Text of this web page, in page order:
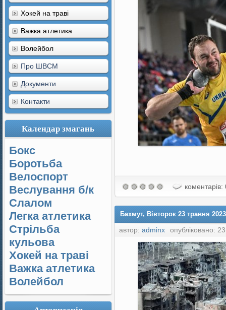
Хокей на траві
Важка атлетика
Волейбол
Про ШВСМ
Документи
Контакти
Календар змагань
Бокс
Боротьба
Велоспорт
Веслування б/к
Cлалом
Легка атлетика
Стрільба
кульова
Хокей на траві
Важка атлетика
Волейбол
коментарів:
Бахмут, Вівторок 23 травня 2023
автор: adminx опубліковано: